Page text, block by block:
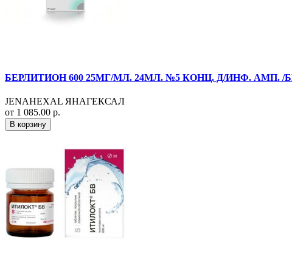
БЕРЛИТИОН 600 25МГ/МЛ. 24МЛ. №5 КОНЦ. Д/ИНФ. АМП. /
JENAHEXAL ЯНАГЕКСАЛ
от 1 085.00 р.
В корзину